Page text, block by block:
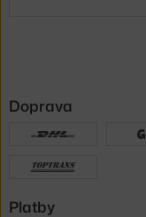
Doprava
Platby